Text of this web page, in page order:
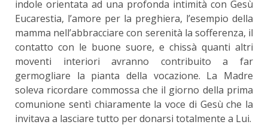
indole orientata ad una profonda intimità con Gesù
Eucarestia, l’amore per la preghiera, l’esempio della
mamma nell’abbracciare con serenità la sofferenza, il
contatto con le buone suore, e chissà quanti altri
moventi interiori avranno contribuito a far
germogliare la pianta della vocazione. La Madre
soleva ricordare commossa che il giorno della prima
comunione sentì chiaramente la voce di Gesù che la
invitava a lasciare tutto per donarsi totalmente a Lui.